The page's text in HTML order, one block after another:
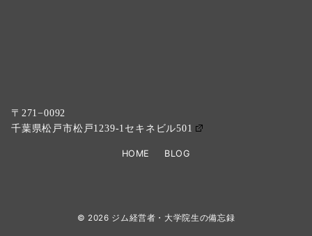
〒271−0092
千葉県松戸市松戸1239-1セキネビル501
HOME BLOG
© 2026 ジム経営者・大学院生の備忘録